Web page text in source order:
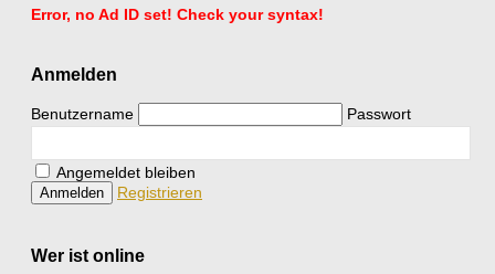
Error, no Ad ID set! Check your syntax!
Anmelden
Benutzername Passwort
Angemeldet bleiben
Registrieren
Wer ist online